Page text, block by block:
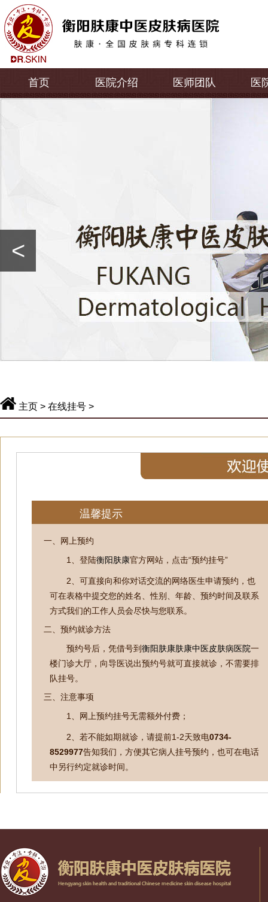
首页 医院介绍 医师团队 医
<
主页 > 在线挂号 >
温馨提示
一、网上预约
1、登陆衡阳肤康官方网站，点击“预约挂号”
2、可直接向和你对话交流的网络医生申请预约，也
可在表格中提交您的姓名、性别、年龄、预约时间及联系
方式我们的工作人员会尽快与您联系。
二、预约就诊方法
预约号后，凭借号到衡阳肤康肤康中医皮肤病医院一
楼门诊大厅，向导医说出预约号就可直接就诊，不需要排
队挂号。
三、注意事项
1、网上预约挂号无需额外付费；
2、若不能如期就诊，请提前1-2天致电0734-
8529977告知我们，方便其它病人挂号预约，也可在电话
中另行约定就诊时间。